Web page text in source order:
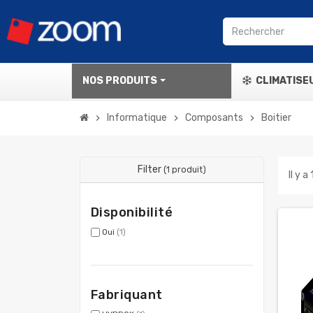
NOS PRODUITS
chevron_right Informatique chevron_right Composants chevron_right Boitier
Filter (1 produit)
Disponibilité
Oui (1)
Fabriquant
Il y